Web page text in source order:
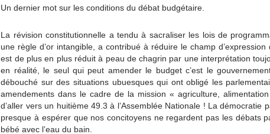
Un dernier mot sur les conditions du débat budgétaire.
La révision constitutionnelle a tendu à sacraliser les lois de
une règle d’or intangible, a contribué à réduire le champ
est de plus en plus réduit à peau de chagrin par une interprétation
en réalité, le seul qui peut amender le budget c’est le
débouché sur des situations ubuesques qui ont obligé les
amendements dans le cadre de la mission « agriculture,
d’aller vers un huitième 49.3 à l’Assemblée Nationale ! La
presque à espérer que nos concitoyens ne regardent pas les débats
bébé avec l’eau du bain.